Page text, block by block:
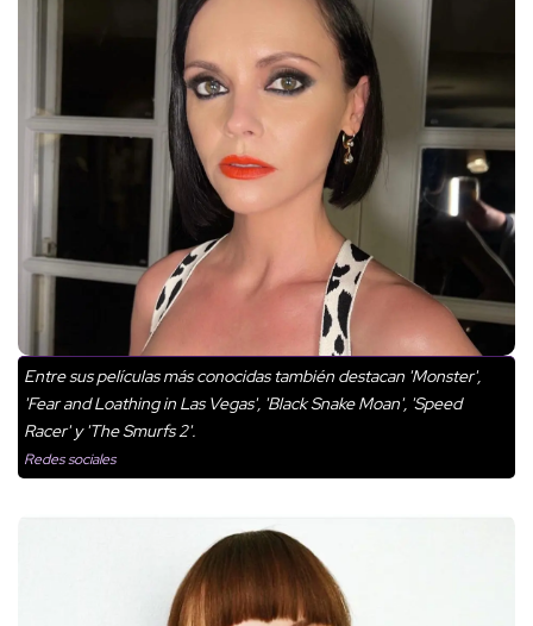
Entre sus películas más conocidas también destacan 'Monster',
'Fear and Loathing in Las Vegas', 'Black Snake Moan', 'Speed
Racer' y 'The Smurfs 2'.
Redes sociales